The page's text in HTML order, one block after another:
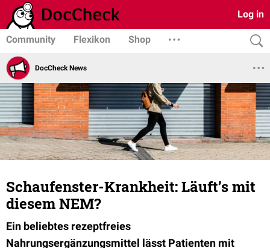
Log in
Community Flexikon Shop
DocCheck News
Schaufenster-Krankheit: Läuft’s mit
diesem NEM?
Ein beliebtes rezeptfreies
Nahrungsergänzungsmittel lässt Patienten mit